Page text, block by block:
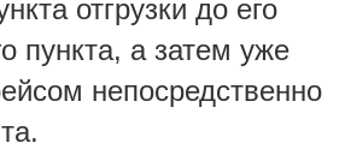
отгрузки до его
пункта, а затем уже
непосредственно